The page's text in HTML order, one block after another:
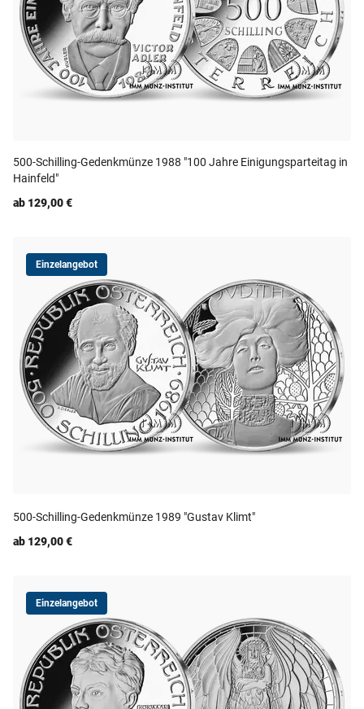
500-Schilling-Gedenkmünze 1988 "100 Jahre Einigungsparteitag in
Hainfeld"
ab 129,00 €
Einzelangebot
500-Schilling-Gedenkmünze 1989 "Gustav Klimt"
ab 129,00 €
Einzelangebot